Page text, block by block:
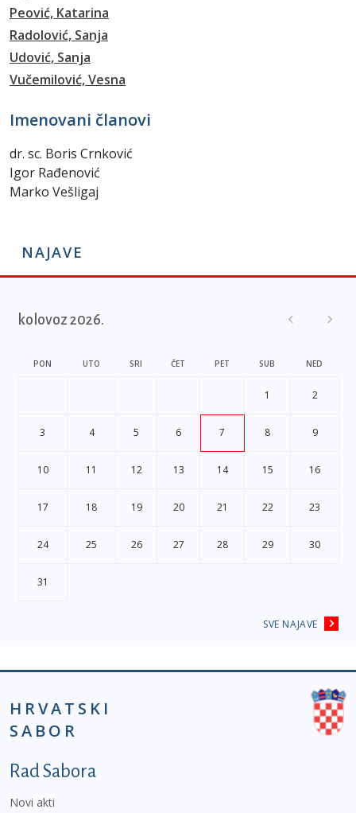
Peović, Katarina
Radolović, Sanja
Udović, Sanja
Vučemilović, Vesna
Imenovani članovi
dr. sc. Boris Crnković
Igor Rađenović
Marko Vešligaj
NAJAVE
kolovoz 2026.
PON UTO SRI ČET PET SUB NED
1 2
3 4 5 6 7 8 9
10 11 12 13 14 15 16
17 18 19 20 21 22 23
24 25 26 27 28 29 30
31
SVE NAJAVE
HRVATSKI
SABOR
Podnožje prvi izbornik
Rad Sabora
Novi akti